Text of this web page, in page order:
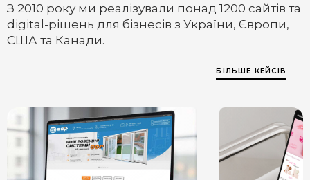
З 2010 року ми реалізували понад 1200 сайтів та
digital-рішень для бізнесів з України, Європи,
США та Канади.
БІЛЬШЕ КЕЙСІВ